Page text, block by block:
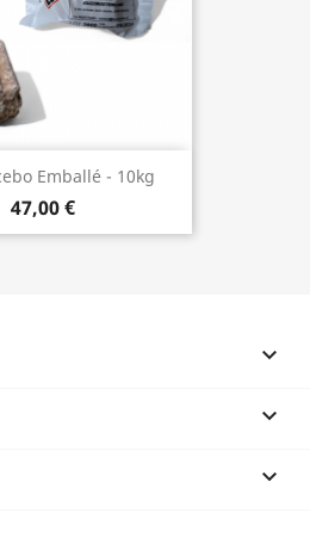
Emballé - 10kg
47,00 €


